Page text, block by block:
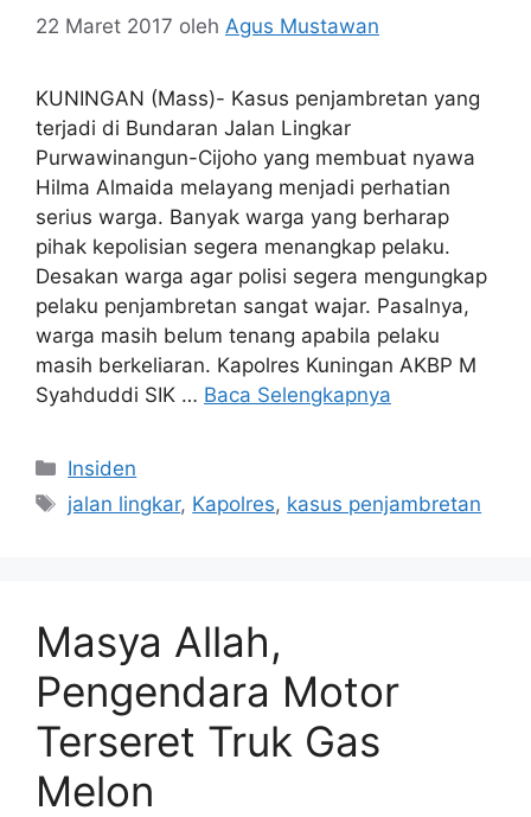
22 Maret 2017 oleh Agus Mustawan
KUNINGAN (Mass)- Kasus penjambretan yang
terjadi di Bundaran Jalan Lingkar
Purwawinangun-Cijoho yang membuat nyawa
Hilma Almaida melayang menjadi perhatian
serius warga. Banyak warga yang berharap
pihak kepolisian segera menangkap pelaku.
Desakan warga agar polisi segera mengungkap
pelaku penjambretan sangat wajar. Pasalnya,
warga masih belum tenang apabila pelaku
masih berkeliaran. Kapolres Kuningan AKBP M
Syahduddi SIK … Baca Selengkapnya
Kategori
Insiden
Tag
jalan lingkar, Kapolres, kasus penjambretan
Masya Allah,
Pengendara Motor
Terseret Truk Gas
Melon